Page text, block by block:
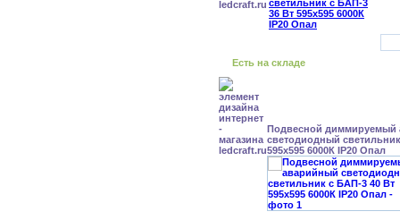
Есть на складе
Подвесной диммируемый
светодиодный
595x595 6000К IP20 Опал